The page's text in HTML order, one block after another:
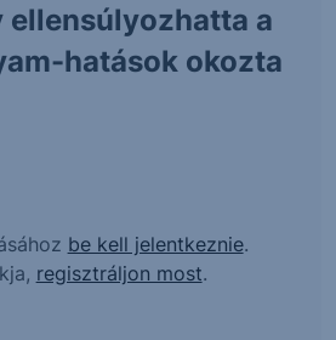
a
hatások okozta
be kell jelentkeznie.
regisztráljon most.